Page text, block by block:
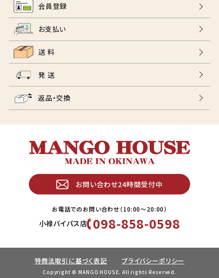
会員登録
お支払い
送 料
発 送
返品・交換
お問い合わせ24時間受付中
お電話でのお問い合わせ（10:00〜20:00）
小禄バイパス店 098-858-0598
特商法取引に基づく表記 プライバシーポリシー
Copyright © MANGO HOUSE. All rights Reserved.